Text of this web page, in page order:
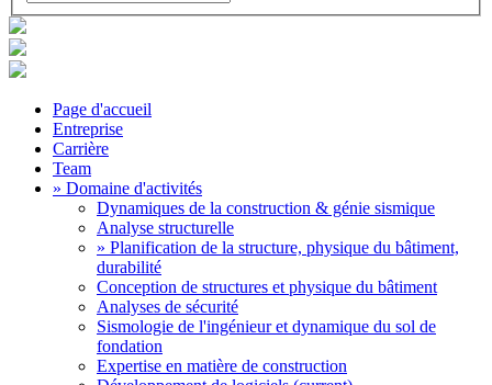
Page d'accueil
Entreprise
Carrière
Team
» Domaine d'activités
Dynamiques de la construction & génie sismique
Analyse structurelle
» Planification de la structure, physique du bâtiment,
durabilité
Conception de structures et physique du bâtiment
Analyses de sécurité
Sismologie de l'ingénieur et dynamique du sol de
fondation
Expertise en matière de construction